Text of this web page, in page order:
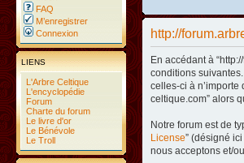
FAQ
M’enregistrer
Connexion
LIENS
L'Arbre Celtique
L'encyclopédie
Forum
Charte du forum
Le livre d'or
Le Bénévole
Le Troll
http://
En accédant à
conditions
celles-ci à
celtique.com” alors
Notre forum est de
License” (désigné
nous acceptons et/